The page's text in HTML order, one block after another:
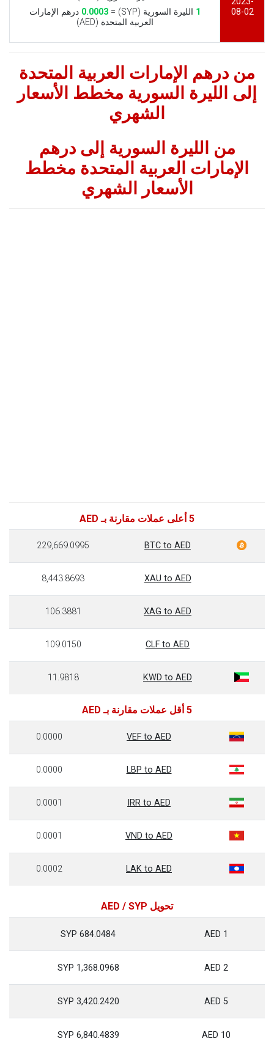
08-02
1 الليرة السورية (SYP) = 0.0003 درهم الإمارات
العربية المتحدة (AED)
من درهم الإمارات العربية المتحدة
إلى الليرة السورية مخطط الأسعار
الشهري
من الليرة السورية إلى درهم
الإمارات العربية المتحدة مخطط
الأسعار الشهري
5 أعلى عملات مقارنة بـ AED
BTC to AED
229,669.0995
XAU to AED
8,443.8693
XAG to AED
106.3881
CLF to AED
109.0150
KWD to AED
11.9818
5 أقل عملات مقارنة بـ AED
VEF to AED
0.0000
LBP to AED
0.0000
IRR to AED
0.0001
VND to AED
0.0001
LAK to AED
0.0002
تحويل AED / SYP
1 AED
684.0484 SYP
2 AED
1,368.0968 SYP
5 AED
3,420.2420 SYP
10 AED
6,840.4839 SYP